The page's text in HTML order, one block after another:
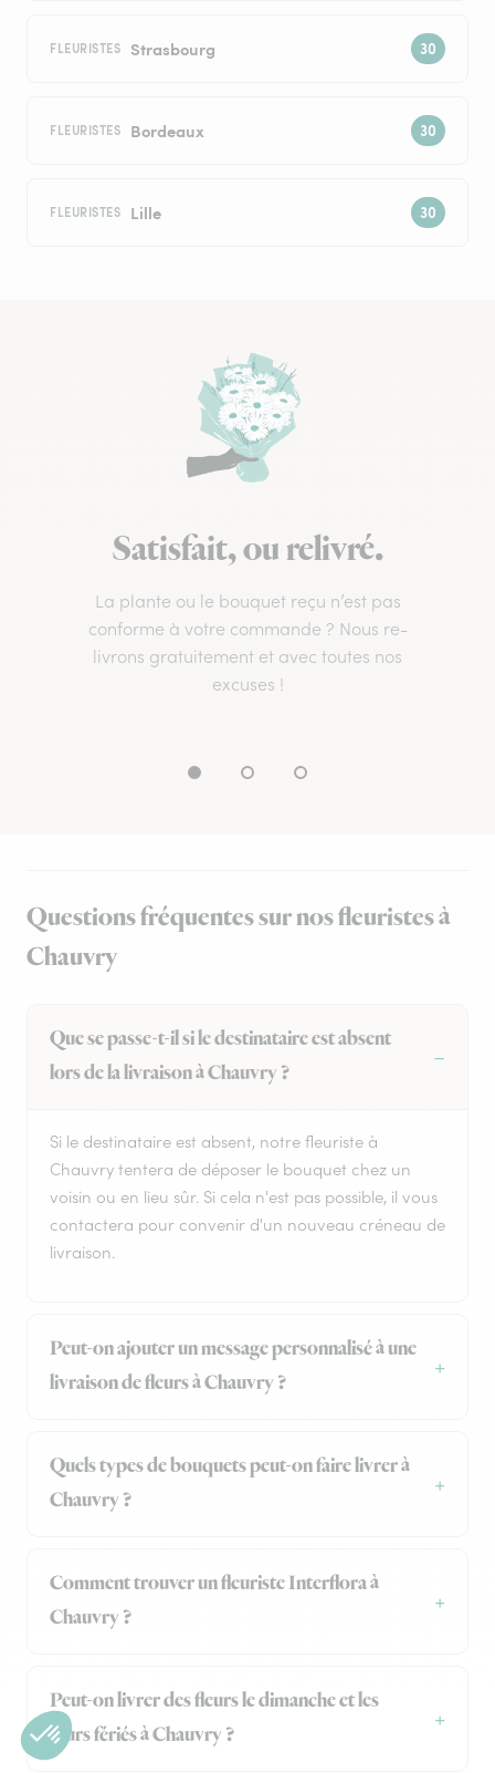
FLEURISTES Strasbourg
FLEURISTES Bordeaux
FLEURISTES Lille
Satisfait, ou relivré.
La plante ou le bouquet reçu n’est pas
conforme à votre commande ? Nous re-
livrons gratuitement et avec toutes nos
excuses !
Questions fréquentes sur nos fleuristes à
Chauvry
Que se passe-t-il si le destinataire est absent
lors de la livraison à Chauvry ?
Si le destinataire est absent, notre fleuriste à
Chauvry tentera de déposer le bouquet chez un
voisin ou en lieu sûr. Si cela n'est pas possible, il vous
contactera pour convenir d'un nouveau créneau de
livraison.
Peut-on ajouter un message personnalisé à une
livraison de fleurs à Chauvry ?
Quels types de bouquets peut-on faire livrer à
Chauvry ?
Comment trouver un fleuriste Interflora à
Chauvry ?
Peut-on livrer des fleurs le dimanche et les
jours fériés à Chauvry ?